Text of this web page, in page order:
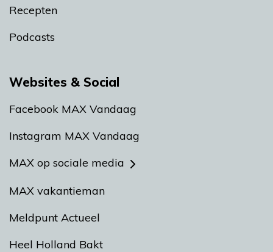
Recepten
Podcasts
Websites & Social
Facebook MAX Vandaag
Instagram MAX Vandaag
MAX op sociale media
MAX vakantieman
Meldpunt Actueel
Heel Holland Bakt